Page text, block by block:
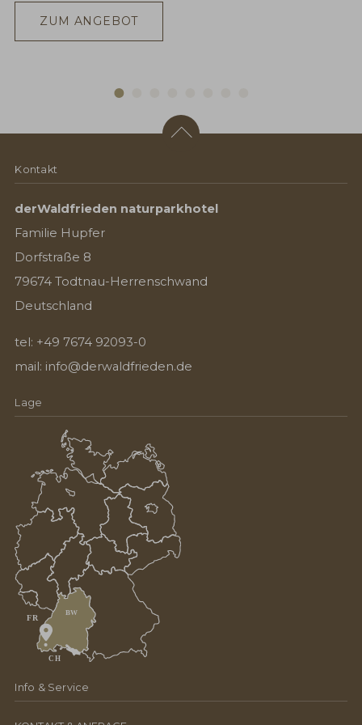
ZUM ANGEBOT
Kontakt
derWaldfrieden naturparkhotel
Familie Hupfer
Dorfstraße 8
79674 Todtnau-Herrenschwand
Deutschland
tel: +49 7674 92093-0
mail: info@derwaldfrieden.de
Lage
Info & Service